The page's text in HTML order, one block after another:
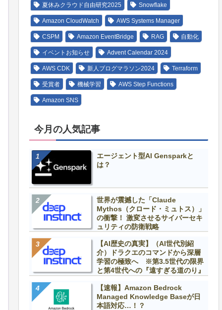
夏休みクラウド自由研究2025 Snowflake
Amazon CloudWatch AWS Systems Manager
CSPM Amazon EventBridge RAG 自動化
イベントお知らせ Advent Calendar 2024
AWS CDK 新人ブログマラソン2024 Terraform
受賞者 機械学習 AWS Step Functions
Amazon SNS
今月の人気記事
エージェント型AI Gensparkと
は？
世界が震撼した「Claude
Mythos（クロード・ミュトス）」
の衝撃！ 激変させるサイバーセキ
ュリティの防衛戦略
【AI歴史の真実】（AI世代別紹
介）ドラクエのコマンドから深層
学習の極致へ ※第3.5世代の限界
と第4世代への『遠すぎる道のり』
【速報】Amazon Bedrock
Managed Knowledge Baseが日
本語対応…！？